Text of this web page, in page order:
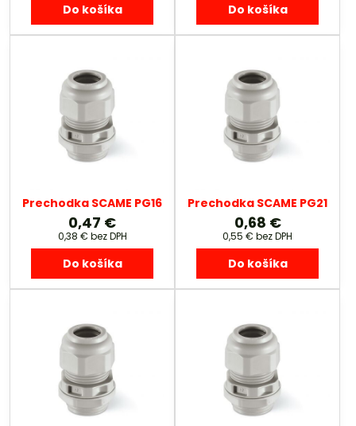
Do košíka Do košíka
Prechodka SCAME PG16
0,47 €
0,38 € bez DPH
Do košíka
Prechodka SCAME PG21
0,68 €
0,55 € bez DPH
Do košíka